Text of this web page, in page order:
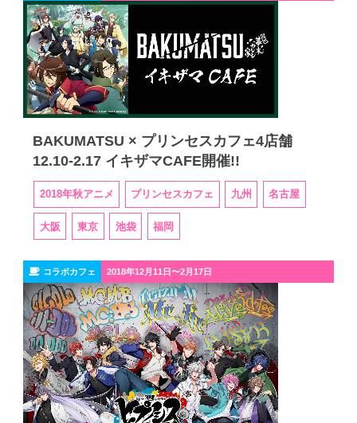
BAKUMATSU × プリンセスカフェ4店舗
12.10-2.17 イキザマCAFE開催!!
2018年秋アニメ プリンセスカフェ 九州 名古屋
大阪 東京 池袋 福岡
コラボカフェ 2018年12月11日〜2月17日